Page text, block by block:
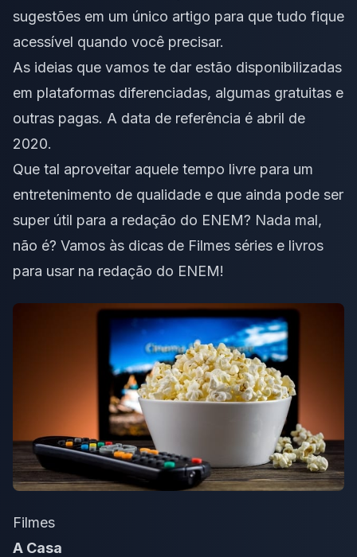
sugestões em um único artigo para que tudo fique
acessível quando você precisar.
As ideias que vamos te dar estão disponibilizadas
em plataformas diferenciadas, algumas gratuitas e
outras pagas. A data de referência é abril de
2020.
Que tal aproveitar aquele tempo livre para um
entretenimento de qualidade e que ainda pode ser
super útil para a redação do ENEM? Nada mal,
não é? Vamos às dicas de Filmes séries e livros
para usar na redação do ENEM!
Filmes
A Casa